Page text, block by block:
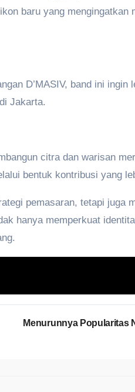
baru yang mengingatkan
D’MASIV, band ini ingin
Jakarta.
citra dan warisan
bentuk kontribusi yang
pemasaran, tetapi juga
hanya memperkuat
Menurunnya Popularitas